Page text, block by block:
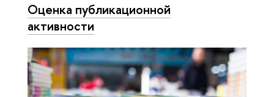
Оценка публикационной
активности